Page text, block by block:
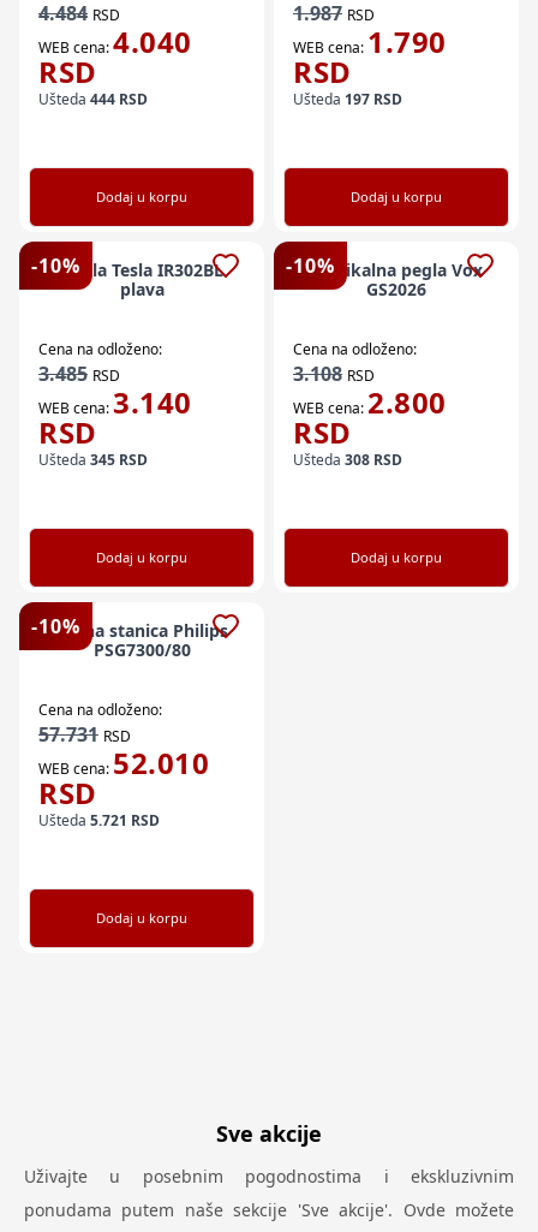
4.484 RSD
WEB cena:4.040
RSD
Ušteda 444 RSD
Dodaj u korpu
1.987 RSD
WEB cena: 1.790
RSD
Ušteda 197 RSD
Dodaj u korpu
-10%
Pegla Tesla IR302BL
plava
Cena na odloženo:
3.485 RSD
WEB cena:3.140
RSD
Ušteda 345 RSD
Dodaj u korpu
-10%
Vertikalna pegla Vox
GS2026
Cena na odloženo:
3.108 RSD
WEB cena: 2.800
RSD
Ušteda 308 RSD
Dodaj u korpu
-10%
Parna stanica Philips
PSG7300/80
Cena na odloženo:
57.731 RSD
WEB cena: 52.010
RSD
Ušteda 5.721 RSD
Dodaj u korpu
Sve akcije
Uživajte u posebnim pogodnostima i ekskluzivnim
ponudama putem naše sekcije 'Sve akcije'. Ovde možete